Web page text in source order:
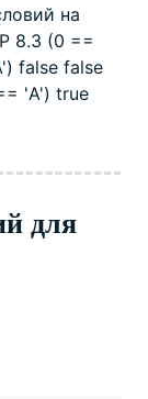
на
8.3 (0 ==
false false
'A') true
для